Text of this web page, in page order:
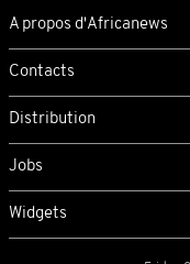
A propos d'Africanews
Contacts
Distribution
Jobs
Widgets